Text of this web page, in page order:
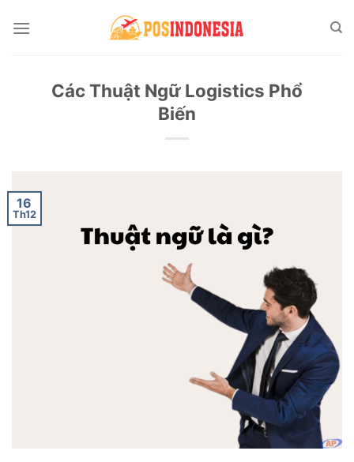
Các Thuật Ngữ Logistics Phổ
Biến
16
Th12